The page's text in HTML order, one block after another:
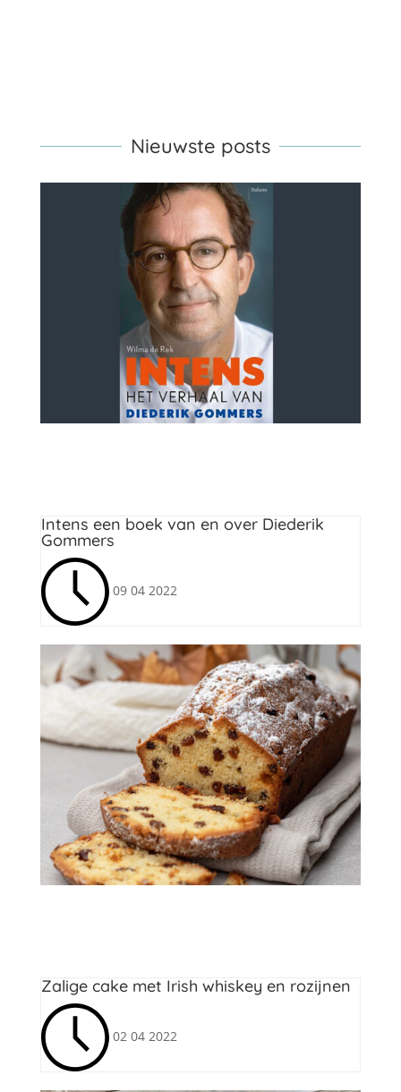
Nieuwste posts
Intens een boek van en over Diederik
Gommers
09 04 2022
Zalige cake met Irish whiskey en rozijnen
02 04 2022